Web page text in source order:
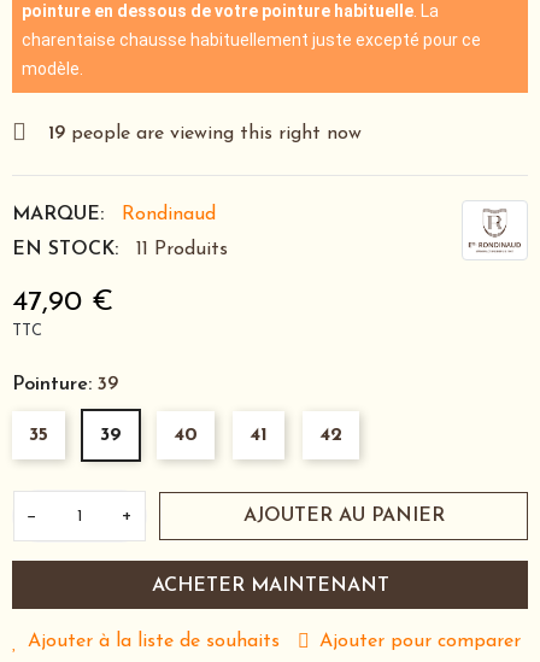
pointure en dessous de votre pointure habituelle . La
charentaise chausse habituellement juste excepté pour ce
modèle.
19 people are viewing this right now
MARQUE:
Rondinaud
EN STOCK:
11 Produits
47,90 €
TTC
Pointure: 39
35 39 40 41 42
− + AJOUTER AU PANIER
ACHETER MAINTENANT
Ajouter à la liste de souhaits Ajouter pour comparer